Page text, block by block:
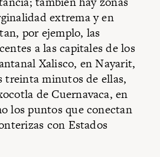
extrema y en
por ejemplo, las
a las capitales de los
Xalisco, en Nayarit,
treinta minutos de ellas,
de Cuernavaca, en
los puntos que conectan
con Estados